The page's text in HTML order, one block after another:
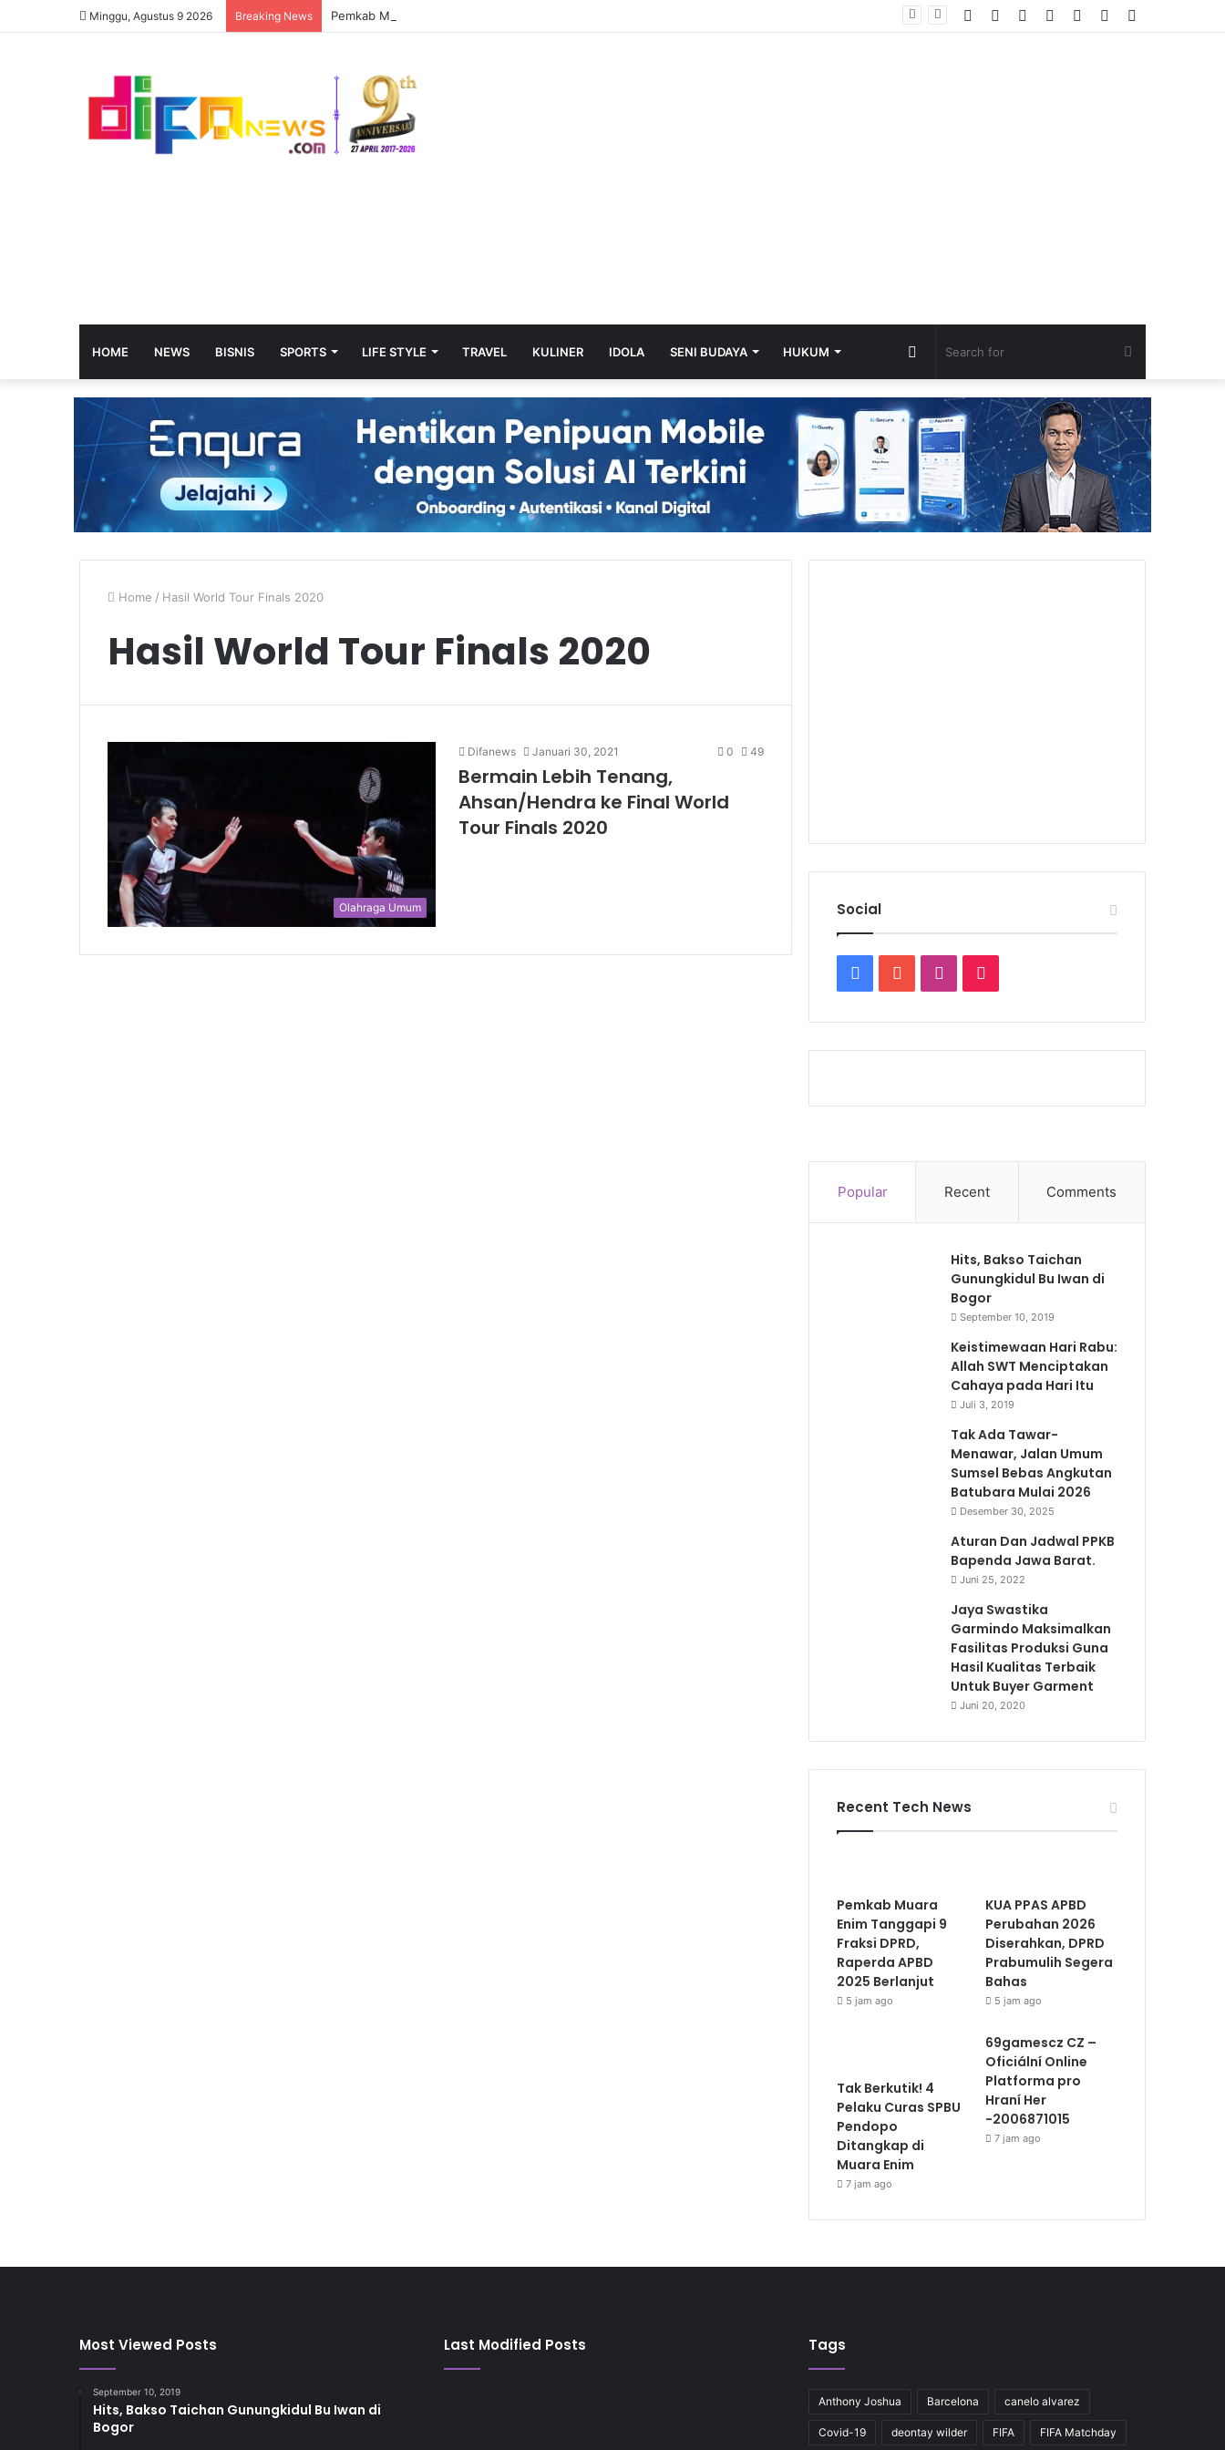
Minggu, Agustus 9 2026 Breaking News Pemkab Muara Enim Tanggapi 9 Fraksi DPRD, Raperda APBD 2025 Berlanjut
Random
Log
TikTok
Instagram
YouTube
Facebook
HOME NEWS BISNIS SPORTS LIFE STYLE TRAVEL KULINER IDOLA SENI BUDAYA HUKUM Search
for
Random
Article
Home / Hasil World Tour Finals 2020
Hasil World Tour Finals 2020
Olahraga Umum
Difanews Januari 30, 2021 0 49
Bermain Lebih Tenang,
Ahsan/Hendra ke Final World
Tour Finals 2020
Social
FacebookYouTubeInstagram
Popular Recent Comments
Hits, Bakso Taichan
Gunungkidul Bu Iwan di
Bogor
September 10, 2019
Keistimewaan Hari Rabu:
Allah SWT Menciptakan
Cahaya pada Hari Itu
Juli 3, 2019
Tak Ada Tawar-
Menawar, Jalan Umum
Sumsel Bebas Angkutan
Batubara Mulai 2026
Desember 30, 2025
Aturan Dan Jadwal PPKB
Bapenda Jawa Barat.
Juni 25, 2022
Jaya Swastika
Garmindo Maksimalkan
Fasilitas Produksi Guna
Hasil Kualitas Terbaik
Untuk Buyer Garment
Juni 20, 2020
Recent Tech News
Pemkab Muara
Enim Tanggapi 9
Fraksi DPRD,
Raperda APBD
2025 Berlanjut
5 jam ago
KUA PPAS APBD
Perubahan 2026
Diserahkan, DPRD
Prabumulih Segera
Bahas
5 jam ago
Tak Berkutik! 4
Pelaku Curas SPBU
Pendopo
Ditangkap di
Muara Enim
7 jam ago
69gamescz CZ –
Oficiální Online
Platforma pro
Hraní Her
-2006871015
7 jam ago
Most Viewed Posts
September 10, 2019
Hits, Bakso Taichan Gunungkidul Bu Iwan di
Bogor
Last Modified Posts Tags
Anthony Joshua Barcelona canelo alvarez
Covid-19 deontay wilder FIFA FIFA Matchday